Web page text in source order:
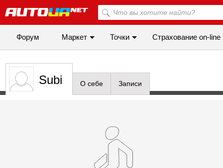
Форум Маркет Точки Cтрахование on-line
Subi О себе Записи